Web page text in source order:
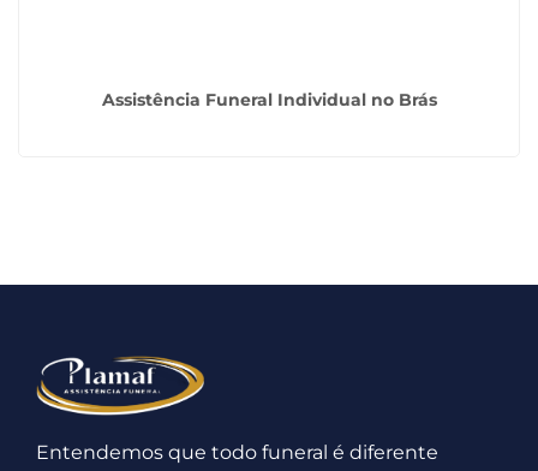
Assistência Funeral Individual no Brás
Entendemos que todo funeral é diferente